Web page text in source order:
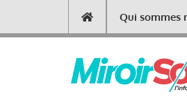
contenu
Main
navigation
Qui sommes